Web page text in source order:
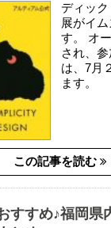
ディッ
展がイ
す。 オ
され、
は、7月
ます。
この記事を読む
すすめ♪福岡県